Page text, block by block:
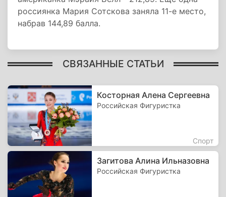
россиянка Мария Сотскова заняла 11-е место,
набрав 144,89 балла.
СВЯЗАННЫЕ СТАТЬИ
Косторная Алена Сергеевна
Российская Фигуристка
Спорт
Загитова Алина Ильназовна
Российская Фигуристка